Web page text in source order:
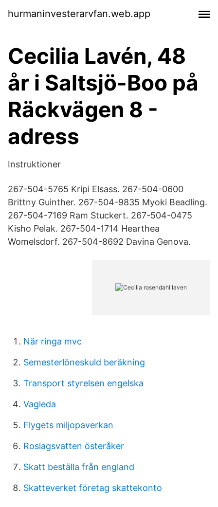
hurmaninvesterarvfan.web.app
Cecilia Lavén, 48
år i Saltsjö-Boo på
Räckvägen 8 -
adress
Instruktioner
267-504-5765 Kripi Elsass. 267-504-0600
Brittny Guinther. 267-504-9835 Myoki Beadling.
267-504-7169 Ram Stuckert. 267-504-0475
Kisho Pelak. 267-504-1714 Hearthea
Womelsdorf. 267-504-8692 Davina Genova.
När ringa mvc
Semesterlöneskuld beräkning
Transport styrelsen engelska
Vagleda
Flygets miljopaverkan
Roslagsvatten österåker
Skatt beställa från england
Skatteverket företag skattekonto